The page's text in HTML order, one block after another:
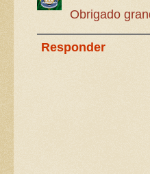
Obrigado
Responder